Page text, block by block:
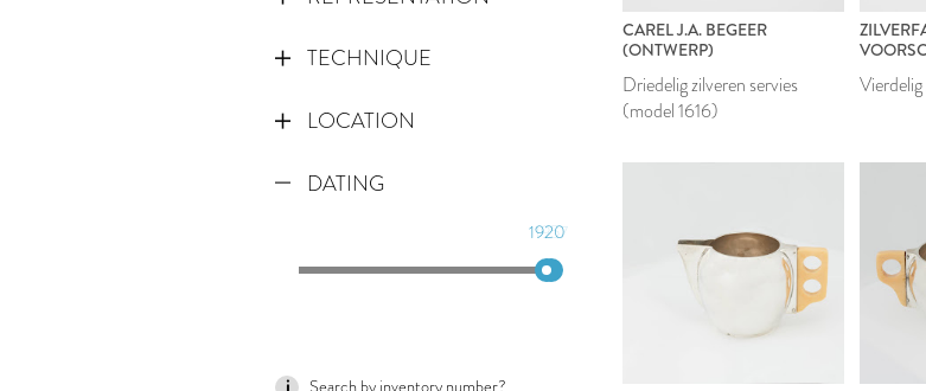
TECHNIQUE
LOCATION
DATING
1920
1957
CAREL J.A. BEGEER
(ONTWERP)
Driedelig zilveren servies
(model 1616)